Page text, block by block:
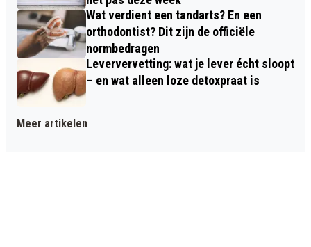
Wat verdient een tandarts? En een
orthodontist? Dit zijn de officiële
normbedragen
Leververvetting: wat je lever écht sloopt
– en wat alleen loze detoxpraat is
Meer artikelen